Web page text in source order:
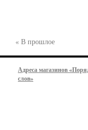
« В прошлое
Адреса магазинов
слов»